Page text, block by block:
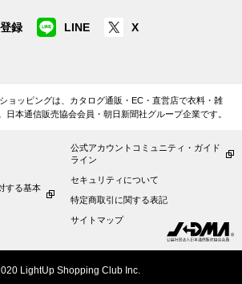
アウター
ジャケット
録 LINE X
ョッピングは、カタログ通販・EC・直営店で衣料・雑
日本通信販売協会会員・朝日新聞社グループ企業です。
する基本
公式アカウントコミュニティ・ガイド
ライン
セキュリティについて
特定商取引に関する表記
サイトマップ
LightUp Shopping Club Inc.